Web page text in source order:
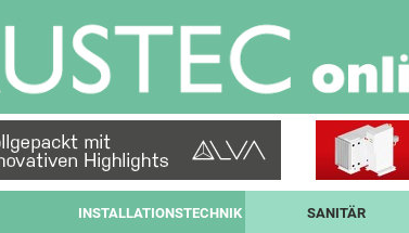
INSTALLATIONSTECHNIK SANITÄR